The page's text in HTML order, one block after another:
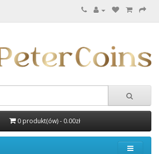
0 produkt(ów) - 0.00zł